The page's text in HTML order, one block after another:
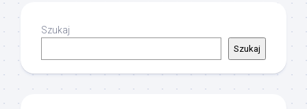
Szukaj
Szukaj